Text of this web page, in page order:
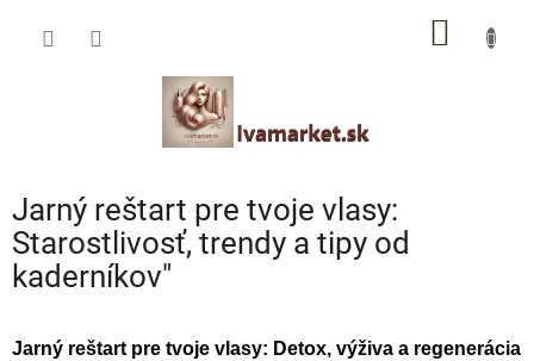
Jarný reštart pre tvoje vlasy:
Starostlivosť, trendy a tipy od
kaderníkov"
Jarný reštart pre tvoje vlasy: Detox, výživa a regenerácia
IVAMARKET poradca